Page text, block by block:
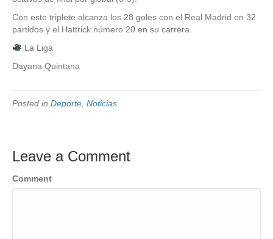
Con este triplete alcanza los 28 goles con el Real Madrid en 32
partidos y el Hattrick número 20 en su carrera.
La Liga
Dayana Quintana
Posted in Deporte Noticias
Leave a Comment
Comment